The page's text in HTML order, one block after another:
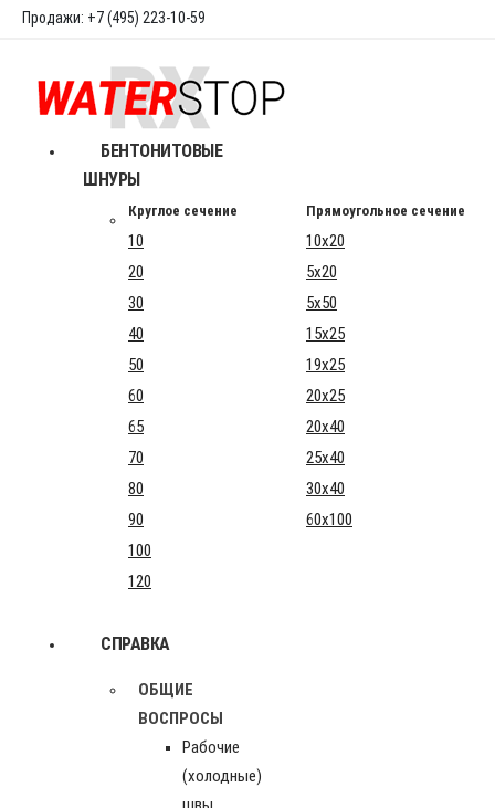
Продажи: +7 (495) 223-10-59
БЕНТОНИТОВЫЕ
ШНУРЫ
Круглое сечение Прямоугольное сечение
10
10x20
20
5x20
30
5x50
40
15x25
50
19x25
60
20x25
65
20x40
70
25x40
80
30x40
90
60x100
100
120
СПРАВКА
ОБЩИЕ
ВОСПРОСЫ
Рабочие
(холодные)